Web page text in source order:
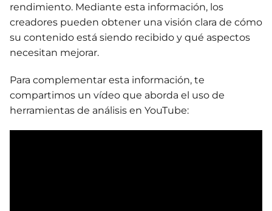
rendimiento. Mediante esta información, los
creadores pueden obtener una visión clara de cómo
su contenido está siendo recibido y qué aspectos
necesitan mejorar.
Para complementar esta información, te
compartimos un vídeo que aborda el uso de
herramientas de análisis en YouTube: